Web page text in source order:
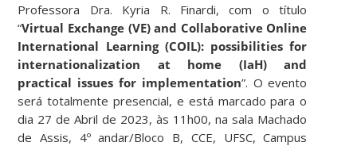
Professora Dra. Kyria R. Finardi, com o título
“Virtual Exchange (VE) and Collaborative Online
International Learning (COIL): possibilities for
internationalization at home (IaH) and
practical issues for implementation”. O evento
será totalmente presencial, e está marcado para o
dia 27 de Abril de 2023, às 11h00, na sala Machado
de Assis, 4º andar/Bloco B, CCE, UFSC, Campus